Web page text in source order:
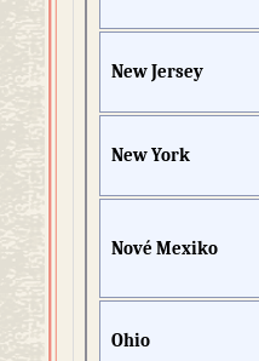
New Jersey
New York
Nové Mexiko
Ohio